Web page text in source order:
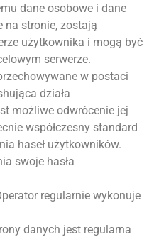
dane osobowe i dane
na stronie, zostają
użytkownika i mogą być
serwerze.
w postaci
działa
możliwe odwrócenie jej
współczesny standard
haseł użytkowników.
swoje hasła
regularnie wykonuje
danych jest regularna